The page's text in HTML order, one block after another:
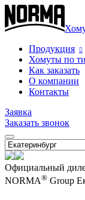
Продукция
Хомуты по
Как заказать
О компании
Контакты
Заявка
Заказать звонок
Официальный
NORMA® Group